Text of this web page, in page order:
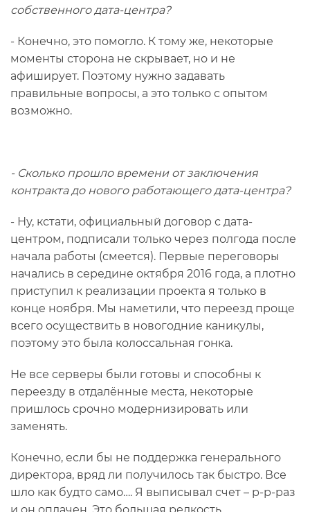
собственного дата-центра?
- Конечно, это помогло. К тому же, некоторые
моменты сторона не скрывает, но и не
афиширует. Поэтому нужно задавать
правильные вопросы, а это только с опытом
возможно.
- Сколько прошло времени от заключения
контракта до нового работающего дата-центра?
- Ну, кстати, официальный договор с дата-
центром, подписали только через полгода после
начала работы (смеется). Первые переговоры
начались в середине октября 2016 года, а плотно
приступил к реализации проекта я только в
конце ноября. Мы наметили, что переезд проще
всего осуществить в новогодние каникулы,
поэтому это была колоссальная гонка.
Не все серверы были готовы и способны к
переезду в отдалённые места, некоторые
пришлось срочно модернизировать или
заменять.
Конечно, если бы не поддержка генерального
директора, вряд ли получилось так быстро. Все
шло как будто само…. Я выписывал счет – р-р-раз